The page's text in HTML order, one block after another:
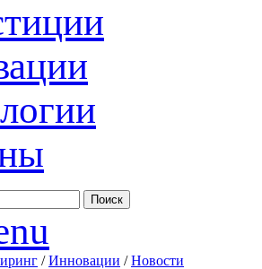
/Инновации /Новости